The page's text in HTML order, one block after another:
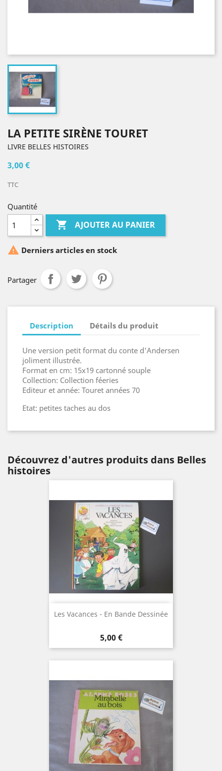
LA PETITE SIRÈNE TOURET
LIVRE BELLES HISTOIRES
3,00 €
TTC
Quantité
 AJOUTER AU PANIER
 Derniers articles en stock
Partager
Description Détails du produit
Une version petit format du conte d'Andersen
joliment illustrée.
Format en cm: 15x19 cartonné souple
Collection: Collection féeries
Editeur et année: Touret années 70
Etat: petites taches au dos
Découvrez d'autres produits dans Belles
histoires
Les Vacances - En Bande Dessinée
Prix
5,00 €